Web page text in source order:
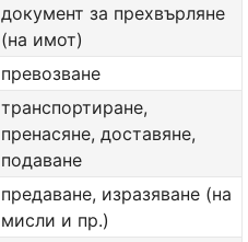
документ за прехвърляне
(на имот)
превозване
транспортиране,
пренасяне, доставяне,
подаване
предаване, изразяване (на
мисли и пр.)